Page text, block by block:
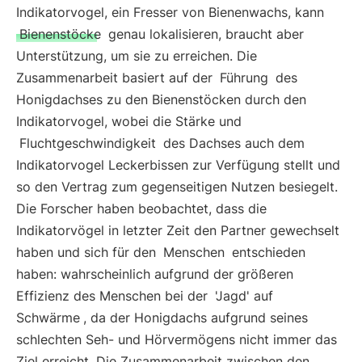
Indikatorvogel, ein Fresser von Bienenwachs, kann
Bienenstöcke genau lokalisieren, braucht aber
Unterstützung, um sie zu erreichen. Die
Zusammenarbeit basiert auf der Führung des
Honigdachses zu den Bienenstöcken durch den
Indikatorvogel, wobei die Stärke und
Fluchtgeschwindigkeit des Dachses auch dem
Indikatorvogel Leckerbissen zur Verfügung stellt und
so den Vertrag zum gegenseitigen Nutzen besiegelt.
Die Forscher haben beobachtet, dass die
Indikatorvögel in letzter Zeit den Partner gewechselt
haben und sich für den Menschen entschieden
haben: wahrscheinlich aufgrund der größeren
Effizienz des Menschen bei der 'Jagd' auf
Schwärme , da der Honigdachs aufgrund seines
schlechten Seh- und Hörvermögens nicht immer das